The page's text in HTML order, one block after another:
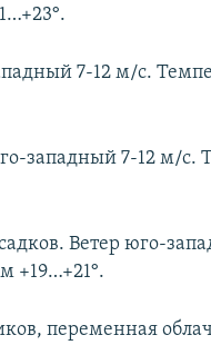
7-12 м/с.
западный 7-12 м/с.
Ветер юго-
+19…+21°.
переменная